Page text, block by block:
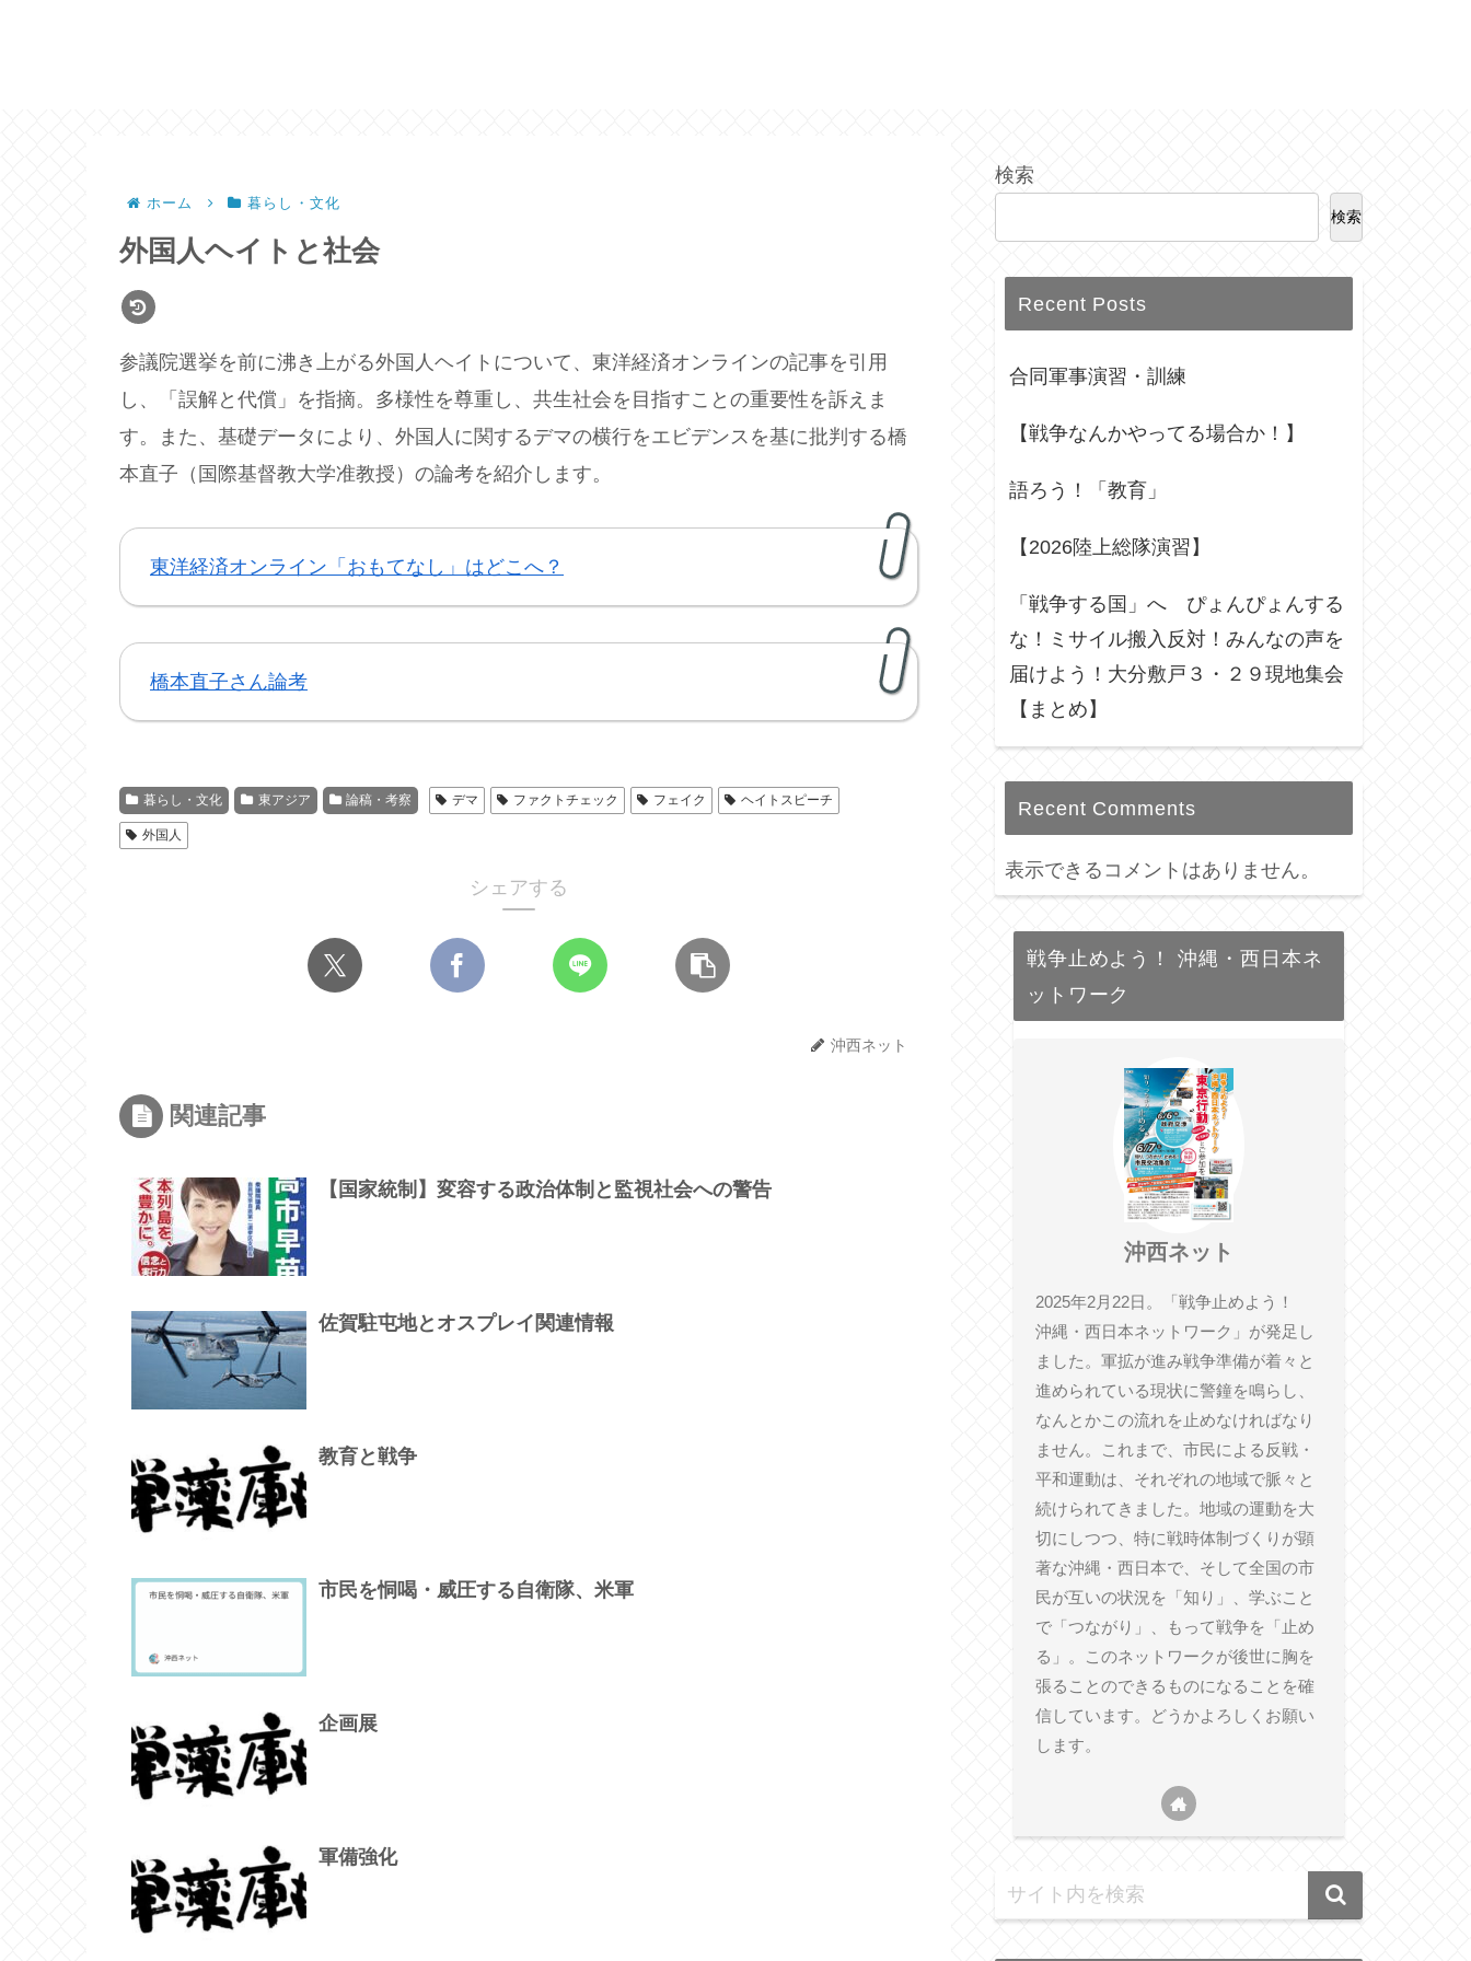
ホーム 暮らし・文化
外国人ヘイトと社会
参議院選挙を前に沸き上がる外国人ヘイトについて、東洋経済オンラインの記事を引用
し、「誤解と代償」を指摘。多様性を尊重し、共生社会を目指すことの重要性を訴えま
す。また、基礎データにより、外国人に関するデマの横行をエビデンスを基に批判する橋
本直子（国際基督教大学准教授）の論考を紹介します。
東洋経済オンライン「おもてなし」はどこへ？
橋本直子さん論考
暮らし・文化 東アジア 論稿・考察 デマ ファクトチェック フェイク ヘイトスピーチ
外国人
シェアする
沖西ネット
関連記事
【国家統制】変容する政治体制と監視社会への警告
佐賀駐屯地とオスプレイ関連情報
教育と戦争
市民を恫喝・威圧する自衛隊、米軍
企画展
軍備強化
検索
検索
Recent Posts
合同軍事演習・訓練
【戦争なんかやってる場合か！】
語ろう！「教育」
【2026陸上総隊演習】
「戦争する国」へ ぴょんぴょんする
な！ミサイル搬入反対！みんなの声を
届けよう！大分敷戸３・２９現地集会
【まとめ】
Recent Comments
表示できるコメントはありません。
戦争止めよう！ 沖縄・西日本ネ
ットワーク
沖西ネット
2025年2月22日。「戦争止めよう！
沖縄・西日本ネットワーク」が発足し
ました。軍拡が進み戦争準備が着々と
進められている現状に警鐘を鳴らし、
なんとかこの流れを止めなければなり
ません。これまで、市民による反戦・
平和運動は、それぞれの地域で脈々と
続けられてきました。地域の運動を大
切にしつつ、特に戦時体制づくりが顕
著な沖縄・西日本で、そして全国の市
民が互いの状況を「知り」、学ぶこと
で「つながり」、もって戦争を「止め
る」。このネットワークが後世に胸を
張ることのできるものになることを確
信しています。どうかよろしくお願い
します。